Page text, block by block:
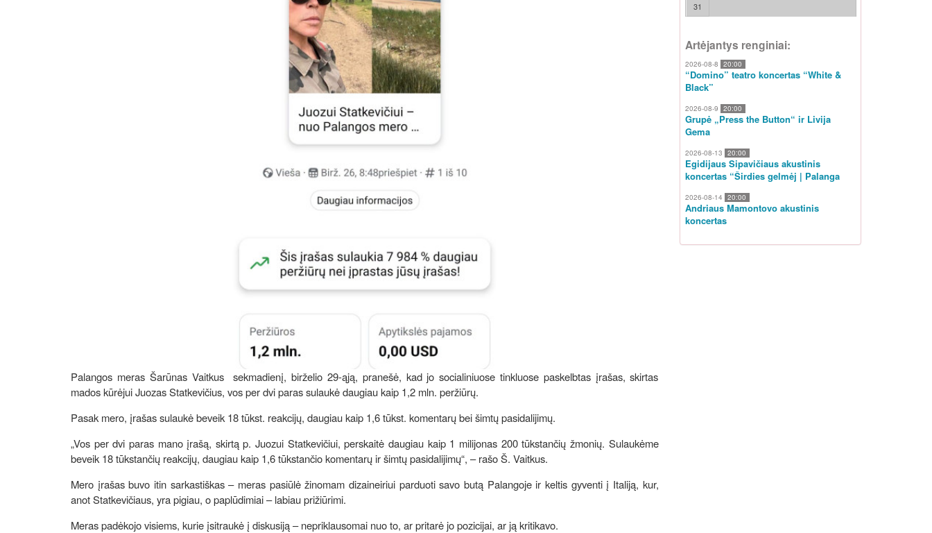
Palangos meras Šarūnas Vaitkus sekmadienį, birželio 29-ąją, pranešė, kad jo socialiniuose tinkluose paskelbtas įrašas, skirtas
mados kūrėjui Juozas Statkevičius, vos per dvi paras sulaukė daugiau kaip 1,2 mln. peržiūrų.
Pasak mero, įrašas sulaukė beveik 18 tūkst. reakcijų, daugiau kaip 1,6 tūkst. komentarų bei šimtų pasidalijimų.
„Vos per dvi paras mano įrašą, skirtą p. Juozui Statkevičiui, perskaitė daugiau kaip 1 milijonas 200 tūkstančių žmonių. Sulaukėme
beveik 18 tūkstančių reakcijų, daugiau kaip 1,6 tūkstančio komentarų ir šimtų pasidalijimų“, – rašo Š. Vaitkus.
Mero įrašas buvo itin sarkastiškas – meras pasiūlė žinomam dizaineiriui parduoti savo butą Palangoje ir keltis gyventi į Italiją, kur,
anot Statkevičiaus, yra pigiau, o paplūdimiai – labiau prižiūrimi.
Meras padėkojo visiems, kurie įsitraukė į diskusiją – nepriklausomai nuo to, ar pritarė jo pozicijai, ar ją kritikavo.
31
Artėjantys renginiai:
2026-08-8 20:00
“Domino” teatro koncertas “White &
Black”
2026-08-9 20:00
Grupė „Press the Button“ ir Livija
Gema
2026-08-13 20:00
Egidijaus Sipavičiaus akustinis
koncertas “Širdies gelmėj | Palanga
2026-08-14 20:00
Andriaus Mamontovo akustinis
koncertas